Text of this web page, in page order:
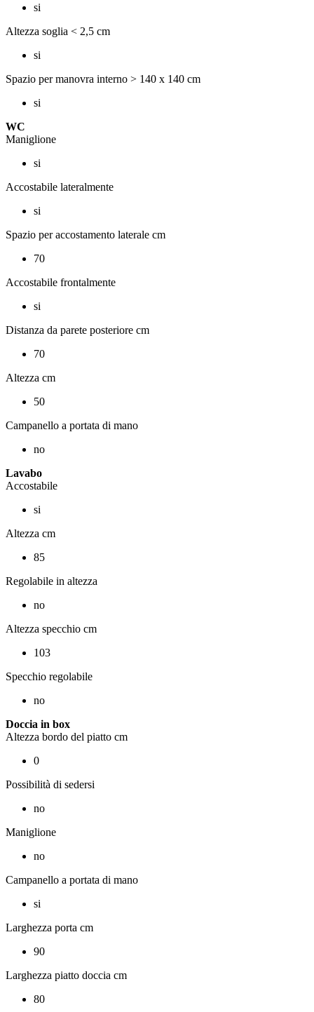
si
Altezza soglia < 2,5 cm
si
Spazio per manovra interno > 140 x 140 cm
si
WC
Maniglione
si
Accostabile lateralmente
si
Spazio per accostamento laterale cm
70
Accostabile frontalmente
si
Distanza da parete posteriore cm
70
Altezza cm
50
Campanello a portata di mano
no
Lavabo
Accostabile
si
Altezza cm
85
Regolabile in altezza
no
Altezza specchio cm
103
Specchio regolabile
no
Doccia in box
Altezza bordo del piatto cm
0
Possibilità di sedersi
no
Maniglione
no
Campanello a portata di mano
si
Larghezza porta cm
90
Larghezza piatto doccia cm
80